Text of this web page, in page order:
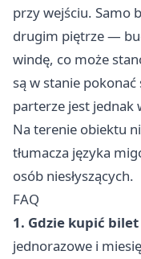
przy wejściu. Samo
drugim piętrze —
windę, co może
są w stanie
parterze jest jednak
Na terenie obiektu
tłumacza języka
osób niesłyszących.
FAQ
1. Gdzie kupić
jednorazowe i